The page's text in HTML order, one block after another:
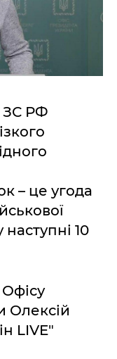
ЗС РФ
– це угода
10
Олексій
LIVE"